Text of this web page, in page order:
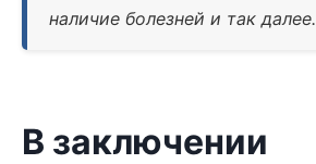
наличие болезней и так далее.
В заключении